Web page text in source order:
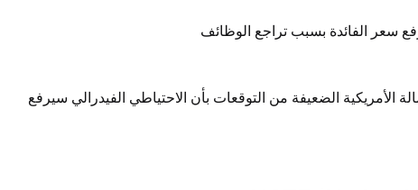
سعر الفائدة بسبب تراجع الوظائف
الأمريكية الضعيفة من التوقعات بأن الاحتياطي الفيدرالي سيرفع